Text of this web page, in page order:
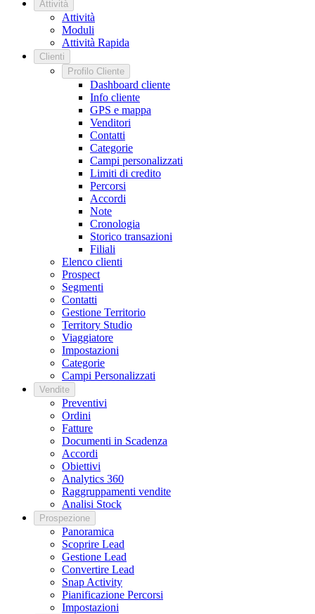
Attività
Attività
Moduli
Attività Rapida
Clienti
Profilo Cliente
Dashboard cliente
Info cliente
GPS e mappa
Venditori
Contatti
Categorie
Campi personalizzati
Limiti di credito
Percorsi
Accordi
Note
Cronologia
Storico transazioni
Filiali
Elenco clienti
Prospect
Segmenti
Contatti
Gestione Territorio
Territory Studio
Viaggiatore
Impostazioni
Categorie
Campi Personalizzati
Vendite
Preventivi
Ordini
Fatture
Documenti in Scadenza
Accordi
Obiettivi
Analytics 360
Raggruppamenti vendite
Analisi Stock
Prospezione
Panoramica
Scoprire Lead
Gestione Lead
Convertire Lead
Snap Activity
Pianificazione Percorsi
Impostazioni